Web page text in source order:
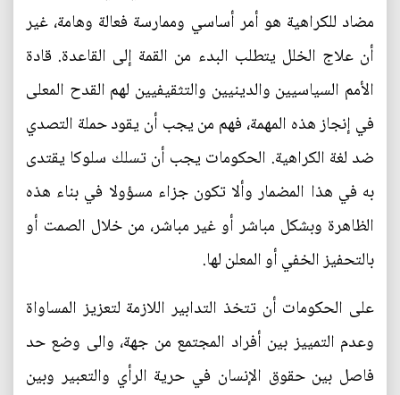
مضاد للكراهية هو أمر أساسي وممارسة فعالة وهامة، غير
أن علاج الخلل يتطلب البدء من القمة إلى القاعدة. قادة
الأمم السياسيين والدينيين والتثقيفيين لهم القدح المعلى
في إنجاز هذه المهمة، فهم من يجب أن يقود حملة التصدي
ضد لغة الكراهية. الحكومات يجب أن تسلك سلوكا يقتدى
به في هذا المضمار وألا تكون جزاء مسؤولا في بناء هذه
الظاهرة وبشكل مباشر أو غير مباشر، من خلال الصمت أو
بالتحفيز الخفي أو المعلن لها.
على الحكومات أن تتخذ التدابير اللازمة لتعزيز المساواة
وعدم التمييز بين أفراد المجتمع من جهة، والى وضع حد
فاصل بين حقوق الإنسان في حرية الرأي والتعبير وبين